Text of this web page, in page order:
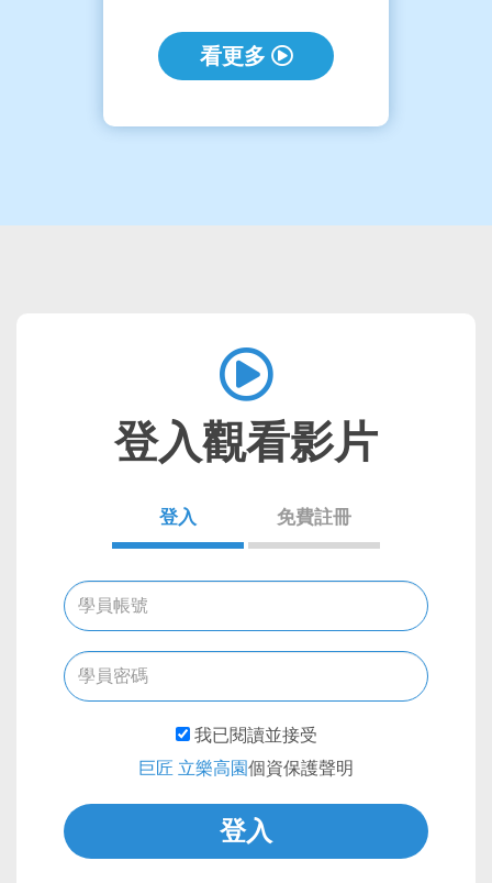
看更多
登入觀看影片
登入 免費註冊
我已閱讀並接受
巨匠 立樂高園個資保護聲明
登入